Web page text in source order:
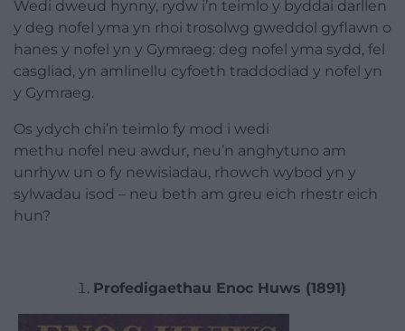
Wedi dweud hynny, rydw i’n teimlo y byddai darllen
y deg nofel yma yn rhoi trosolwg gweddol gyflawn o
hanes y nofel yn y Gymraeg: deg nofel yma sydd, fel
casgliad, yn amlinellu cyfoeth traddodiad y nofel yn
y Gymraeg.
Os ydych chi’n teimlo fy mod i wedi
methu nofel neu awdur, neu’n anghytuno am
unrhyw un o fy newisiadau, rhowch wybod yn y
sylwadau isod – neu beth am greu eich rhestr eich
hun?
Profedigaethau Enoc Huws (1891)